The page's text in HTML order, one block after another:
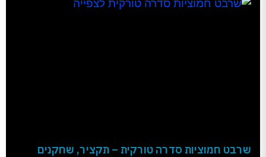
שרבט חמוציות סדרה טורקית – תקציר, שחקנים